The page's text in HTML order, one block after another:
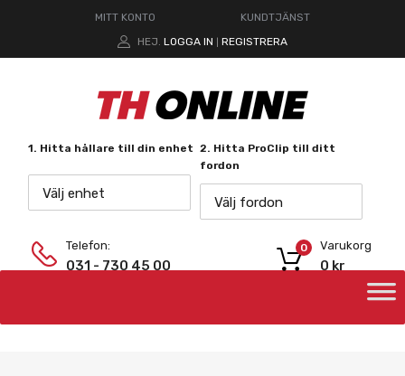
MITT KONTO
KUNDTJÄNST
HEJ. LOGGA IN REGISTRERA
1. Hitta hållare till din enhet
Välj enhet
2. Hitta ProClip till ditt
fordon
Välj fordon
Telefon:
031 - 730 45 00
Varukorg
0 kr
0